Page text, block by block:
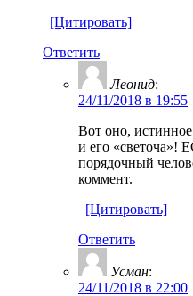
[Цитировать]
Ответить
Леонид:
24/11/2018 в 19:55
Вот оно, истинное
и его «светоча»!
порядочный
коммент.
[Цитировать]
Ответить
Усман:
24/11/2018 в 22:00